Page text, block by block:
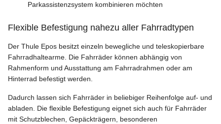
Parkassistenzsystem kombinieren möchten
Flexible Befestigung nahezu aller Fahrradtypen
Der Thule Epos besitzt einzeln bewegliche und teleskopierbare
Fahrradhaltearme. Die Fahrräder können abhängig von
Rahmenform und Ausstattung am Fahrradrahmen oder am
Hinterrad befestigt werden.
Dadurch lassen sich Fahrräder in beliebiger Reihenfolge auf- und
abladen. Die flexible Befestigung eignet sich auch für Fahrräder
mit Schutzblechen, Gepäckträgern, besonderen